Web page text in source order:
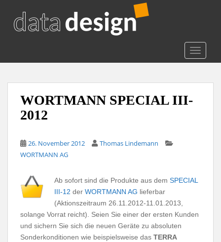
o
WORTMANN SPECIAL III-
2012
26. November 2012
Thomas Lindemann
WORTMANN AG
Ab sofort sind die Produkte aus dem SPECIAL
III-12 der WORTMANN AG lieferbar
(Aktionszeitraum 26.11.2012-11.01.2013,
solange Vorrat reicht). Seien Sie einer der ersten Kunden
und sichern Sie sich die neuen Geräte zu absoluten
Sonderkonditionen wie beispielsweise das TERRA